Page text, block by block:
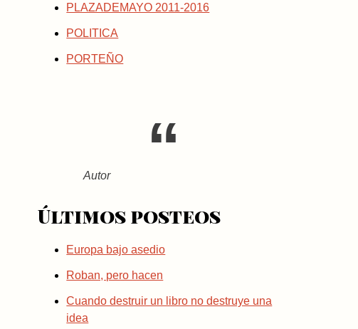
PLAZADEMAYO 2011-2016
POLITICA
PORTEÑO
Autor
Últimos posteos
Europa bajo asedio
Roban, pero hacen
Cuando destruir un libro no destruye una
idea